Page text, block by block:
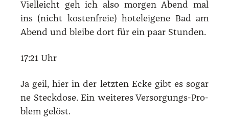
Viel­leicht geh ich also mor­gen Abend mal
ins (nicht kos­ten­freie) hotel­ei­ge­ne Bad am
Abend und blei­be dort für ein paar Stun­den.
17:21 Uhr
Ja geil, hier in der letz­ten Ecke gibt es sogar
ne Steck­do­se. Ein wei­te­res Ver­sor­gungs-Pro­
blem gelöst.